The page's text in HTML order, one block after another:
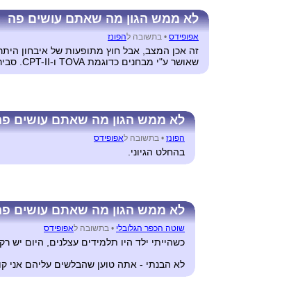
לא ממש הגון מה שאתם עושים פה
אפופידס • בתשובה להפונז
זה אכן המצב, אבל חוץ מתופעות של איבחון
שאושר ע"י מבחנים כדוגמת TOVA ו-CPT-II. סביר שבשלב מסויים תגיע מודעות זו לרוויה ברמת האוכלוסיה.
לא ממש הגון מה שאתם עושים
הפונז • בתשובה לאפופידס
בהחלט הגיוני.
לא ממש הגון מה שאתם עושים
שוטה הכפר הגלובלי • בתשובה לאפופידס
כשהייתי ילד היו תלמידים עצלנים, היום יש
לא הבנתי - אתה טוען שהבלשים עליהם אני